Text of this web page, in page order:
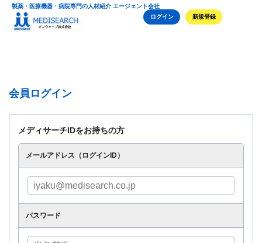
製薬・医療機器・病院専門の人材紹介 エージェント会社
ログイン
新規登録
会員ログイン
メディサーチIDをお持ちの方
メールアドレス（ログインID）
パスワード